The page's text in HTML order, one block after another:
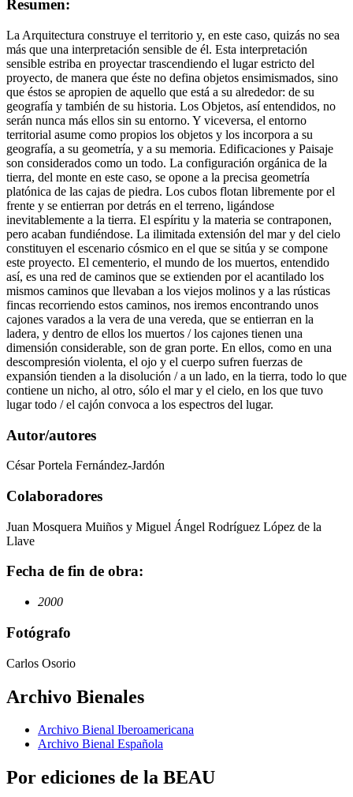
Resumen:
La Arquitectura construye el territorio y, en este caso, quizás no sea
más que una interpretación sensible de él. Esta interpretación
sensible estriba en proyectar trascendiendo el lugar estricto del
proyecto, de manera que éste no defina objetos ensimismados, sino
que éstos se apropien de aquello que está a su alrededor: de su
geografía y también de su historia. Los Objetos, así entendidos, no
serán nunca más ellos sin su entorno. Y viceversa, el entorno
territorial asume como propios los objetos y los incorpora a su
geografía, a su geometría, y a su memoria. Edificaciones y Paisaje
son considerados como un todo. La configuración orgánica de la
tierra, del monte en este caso, se opone a la precisa geometría
platónica de las cajas de piedra. Los cubos flotan libremente por el
frente y se entierran por detrás en el terreno, ligándose
inevitablemente a la tierra. El espíritu y la materia se contraponen,
pero acaban fundiéndose. La ilimitada extensión del mar y del cielo
constituyen el escenario cósmico en el que se sitúa y se compone
este proyecto. El cementerio, el mundo de los muertos, entendido
así, es una red de caminos que se extienden por el acantilado los
mismos caminos que llevaban a los viejos molinos y a las rústicas
fincas recorriendo estos caminos, nos iremos encontrando unos
cajones varados a la vera de una vereda, que se entierran en la
ladera, y dentro de ellos los muertos / los cajones tienen una
dimensión considerable, son de gran porte. En ellos, como en una
descompresión violenta, el ojo y el cuerpo sufren fuerzas de
expansión tienden a la disolución / a un lado, en la tierra, todo lo que
contiene un nicho, al otro, sólo el mar y el cielo, en los que tuvo
lugar todo / el cajón convoca a los espectros del lugar.
Autor/autores
César Portela Fernández-Jardón
Colaboradores
Juan Mosquera Muiños y Miguel Ángel Rodríguez López de la
Llave
Fecha de fin de obra:
2000
Fotógrafo
Carlos Osorio
Archivo Bienales
Archivo Bienal Iberoamericana
Archivo Bienal Española
Por ediciones de la BEAU